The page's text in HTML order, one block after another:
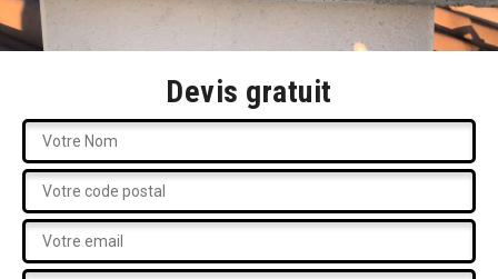
Devis gratuit